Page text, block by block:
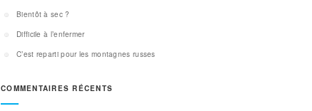
Bientôt à sec ?
Difficile à l’enfermer
C’est reparti pour les montagnes russes
COMMENTAIRES RÉCENTS